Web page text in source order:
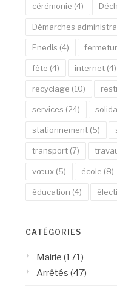
cérémonie (4)
Démarches
Enedis (4)
fête (4) internet (4)
recyclage (10)
services (24)
stationnement (5)
transport (7)
vœux (5) école (8)
éducation (4)
CATÉGORIES
Mairie (171)
Arrêtés (47)